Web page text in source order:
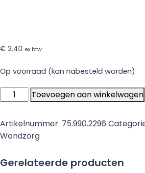
€ 2.40 ex btw
Op voorraad (kan nabesteld worden)
Papieren
hechtpleisters
5m
x
-
Toevoegen aan winkelwagen
Artikelnummer: 75.990.2296
Wondzorg
Gerelateerde producten